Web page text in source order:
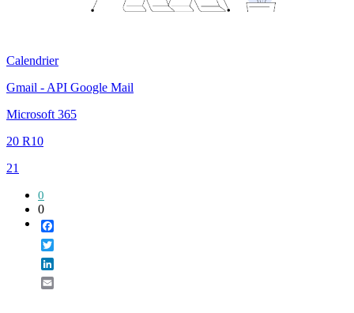
Calendrier
Gmail - API Google Mail
Microsoft 365
20 R10
21
0
0